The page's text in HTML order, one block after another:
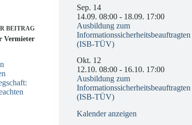
BEITRAG
Vermieter
Sep. 14
14.09. 08:00 - 18.09. 17:00
Ausbildung zum
Informationssicherheitsbeauftragten
(ISB-TÜV)
Okt. 12
12.10. 08:00 - 16.10. 17:00
Ausbildung zum
Informationssicherheitsbeauftragten
(ISB-TÜV)
Kalender anzeigen